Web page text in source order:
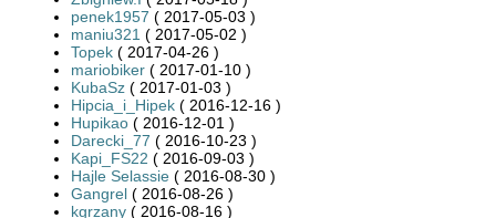
penek1957 ( 2017-05-03 )
maniu321 ( 2017-05-02 )
Topek ( 2017-04-26 )
mariobiker ( 2017-01-10 )
KubaSz ( 2017-01-03 )
Hipcia_i_Hipek ( 2016-12-16 )
Hupikao ( 2016-12-01 )
Darecki_77 ( 2016-10-23 )
Kapi_FS22 ( 2016-09-03 )
Hajle Selassie ( 2016-08-30 )
Gangrel ( 2016-08-26 )
kgrzany ( 2016-08-16 )